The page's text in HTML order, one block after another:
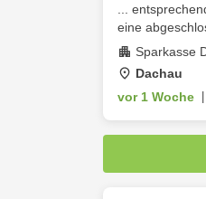
...
eine
Sparkasse
Dachau
vor 1 Woche